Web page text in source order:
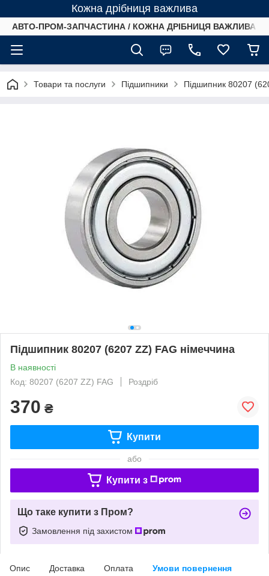
Кожна дрібниця важлива
АВТО-ПРОМ-ЗАПЧАСТИНА / КОЖНА ДРІБНИЦЯ ВАЖЛИВА /
Товари та послуги Підшипники Підшипник 80207
Підшипник 80207 (6207 ZZ) FAG німеччина
В наявності
Код: 80207 (6207 ZZ) FAG
Роздріб
370 ₴
Купити
або
Купити з
Що таке купити з Пром?
Замовлення під захистом
Опис Доставка Оплата Умови повернення